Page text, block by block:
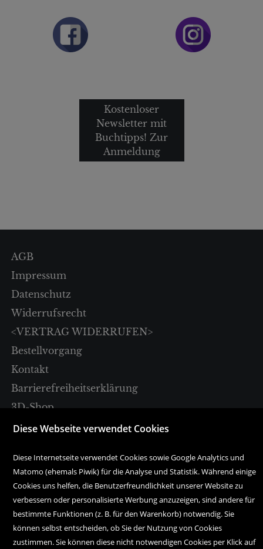
Kostenloser
Newsletter mit
Buchtipps! Zur
Anmeldung
AGB
Impressum
Datenschutz
Widerrufsrecht
<VERTRAG WIDERRUFEN>
Bestellvorgang
Kontakt
Barrierefreiheitserklärung
3D-Shop
Sparkassenplatz 4
Tel. +43 512 57 18 18
bestellung@haymonbuchhandlung.at
Montag bis Freitag:
Diese Webseite verwendet Cookies
Diese Internetseite verwendet Cookies sowie Google Analytics und
Matomo (ehemals Piwik) für die Analyse und Statistik. Während einige
Cookies uns helfen, die Benutzerfreundlichkeit unserer Website zu
verbessern oder personalisierte Werbung anzuzeigen, sind andere für
bestimmte Funktionen (z. B. für den Warenkorb) notwendig. Sie
können selbst entscheiden, ob Sie der Nutzung von Cookies
zustimmen. Sie können diese nicht notwendigen Cookies per Klick auf